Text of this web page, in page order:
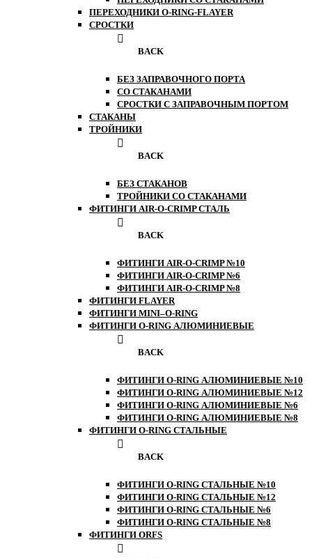
ПЕРЕХОДНИКИ O-RING-FLAYER
СРОСТКИ
BACK
БЕЗ ЗАПРАВОЧНОГО ПОРТА
СО СТАКАНАМИ
СРОСТКИ С ЗАПРАВОЧНЫМ ПОРТОМ
СТАКАНЫ
ТРОЙНИКИ
BACK
БЕЗ СТАКАНОВ
ТРОЙНИКИ СО СТАКАНАМИ
ФИТИНГИ AIR-O-CRIMP СТАЛЬ
BACK
ФИТИНГИ AIR-O-CRIMP №10
ФИТИНГИ AIR-O-CRIMP №6
ФИТИНГИ AIR-O-CRIMP №8
ФИТИНГИ FLAYER
ФИТИНГИ MINI–O-RING
ФИТИНГИ O-RING АЛЮМИНИЕВЫЕ
BACK
ФИТИНГИ O-RING АЛЮМИНИЕВЫЕ №10
ФИТИНГИ O-RING АЛЮМИНИЕВЫЕ №12
ФИТИНГИ O-RING АЛЮМИНИЕВЫЕ №6
ФИТИНГИ O-RING АЛЮМИНИЕВЫЕ №8
ФИТИНГИ O-RING СТАЛЬНЫЕ
BACK
ФИТИНГИ O-RING СТАЛЬНЫЕ №10
ФИТИНГИ O-RING СТАЛЬНЫЕ №12
ФИТИНГИ O-RING СТАЛЬНЫЕ №6
ФИТИНГИ O-RING СТАЛЬНЫЕ №8
ФИТИНГИ ORFS